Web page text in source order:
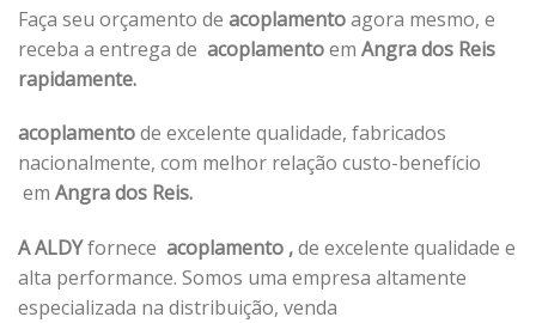
Faça seu orçamento de acoplamentoagora mesmo, e
receba a entrega de acoplamentoem Angra dos Reis
rapidamente.
acoplamentode excelente qualidade, fabricados
nacionalmente, com melhor relação custo-benefício
em Angra dos Reis.
A ALDYfornece acoplamento ,de excelente qualidade e
alta performance. Somos uma empresa altamente
especializada na distribuição, venda